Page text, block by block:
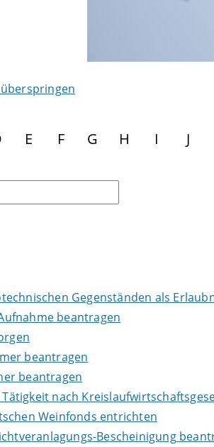
E F G H I J
Gegenständen als
beantragen
beantragen
beantragen
nach
Weinfonds entrichten
Bescheinigung